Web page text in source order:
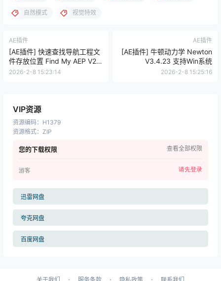
自然模式 视觉特效
AE插件
[AE插件] 快速查找导航工程文
件存放位置 Find My AEP V2.3
支持Win/Mac
2026-2-8 15:23:14
AE插件
[AE插件] 牛顿动力学 Newton
V3.4.23 支持Win系统
2026-2-8 15:25:16
VIP资源
资源编码： H1379
资源格式： ZIP
您的下载权限 查看全部权限
游客 请先登录
迅雷网盘
夸克网盘
百度网盘
· · ·